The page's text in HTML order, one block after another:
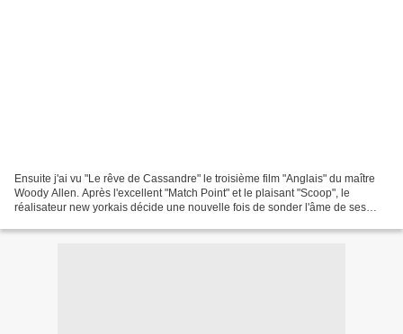
Ensuite j'ai vu "Le rêve de Cassandre" le troisième film "Anglais" du maître
Woody Allen. Après l'excellent "Match Point" et le plaisant "Scoop", le
réalisateur new yorkais décide une nouvelle fois de sonder l'âme de ses